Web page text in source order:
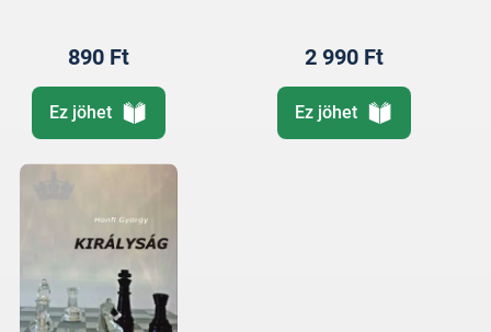
890 Ft
Ez jöhet
2 990 Ft
Ez jöhet